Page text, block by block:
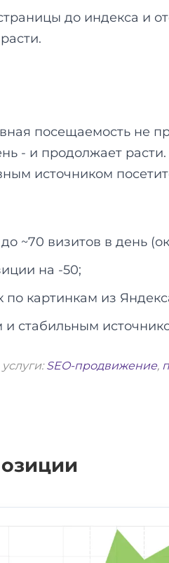
до индекса и
посещаемость не
- и продолжает
источником
~70 визитов в день
на -50;
по картинкам из
стабильным
SEO-продвижение,